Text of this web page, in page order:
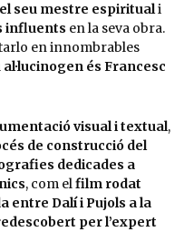
el seu mestre espirituali
influents en la seva obra.
en innombrables
al·lucinogen és Francesc
visual i textual,
de construcció del
dedicades a
, com elfilm rodat
entre Dalí i Pujols a la
per l’expert